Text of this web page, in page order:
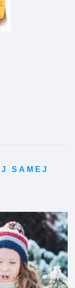
SAMEJ